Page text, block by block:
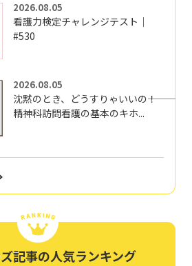
2026.08.05
看護力検定チャレンジテスト｜
#530
2026.08.05
沈黙のとき、どうすりゃいいの―――！
精神科訪問看護の基本のキホ...
記事の人気ランキング